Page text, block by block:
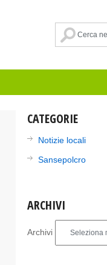
CATEGORIE
Notizie locali
Sansepolcro
ARCHIVI
Archivi